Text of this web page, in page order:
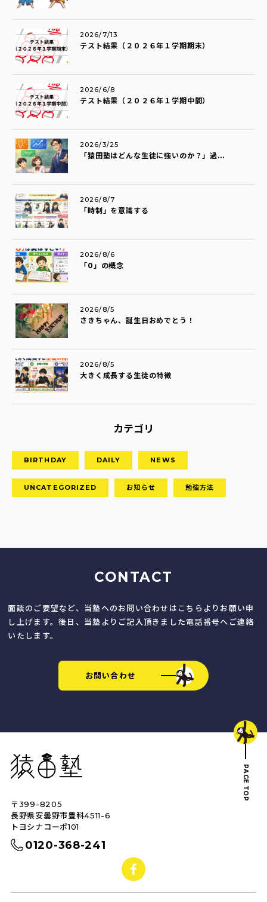
テスト結果（２０２６年１学期期末）
2026/7/13
テスト結果（２０２６年１学期中間）
2026/6/8
「猿田塾はどんな生徒に強いのか？」過...
2026/3/25
「時制」を意識する
2026/8/7
「0」の概念
2026/8/6
さきちゃん、誕生日おめでとう！
2026/8/5
大きく成長する生徒の特徴
2026/8/5
カテゴリ
BIRTHDAY DAILY NEWS
UNCATEGORIZED お知らせ 勉強方法
CONTACT
面談のご要望など、当塾へのお問い合わせはこちらよりお願い申
し上げます。後日、当塾よりご記入頂きました電話番号へご連絡
いたします。
お問い合わせ
PAGE TOP
猿田塾
〒399-8205
長野県安曇野市豊科4511-6
トヨシナコーポ101
0120-368-241
facebook